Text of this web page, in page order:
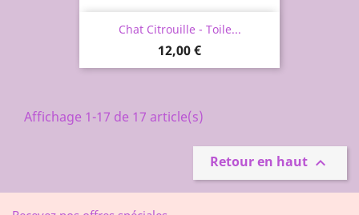
Chat Citrouille - Toile...
Prix
12,00 €
Affichage 1-17 de 17 article(s)
Retour en haut 